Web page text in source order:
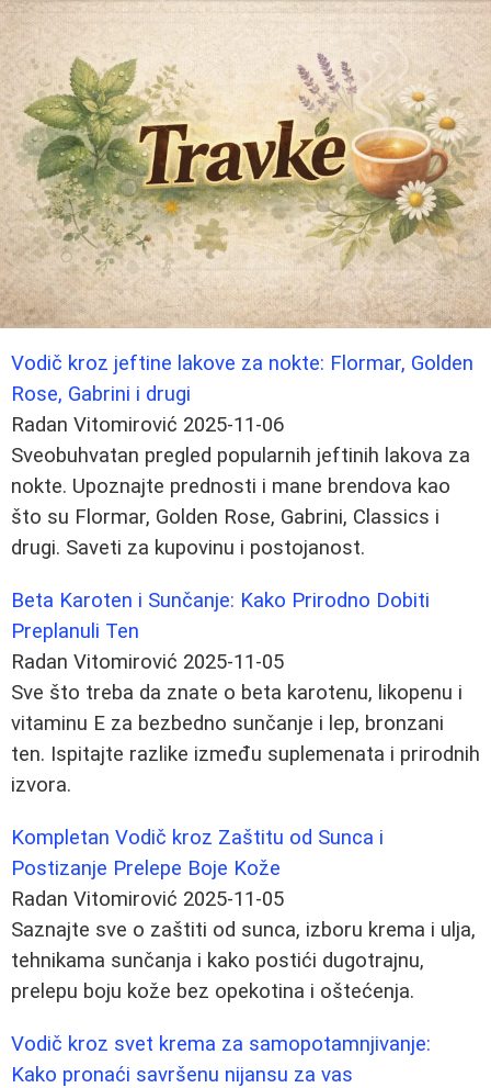
Vodič kroz jeftine lakove za nokte: Flormar, Golden
Rose, Gabrini i drugi
Radan Vitomirović 2025-11-06
Sveobuhvatan pregled popularnih jeftinih lakova za
nokte. Upoznajte prednosti i mane brendova kao
što su Flormar, Golden Rose, Gabrini, Classics i
drugi. Saveti za kupovinu i postojanost.
Beta Karoten i Sunčanje: Kako Prirodno Dobiti
Preplanuli Ten
Radan Vitomirović 2025-11-05
Sve što treba da znate o beta karotenu, likopenu i
vitaminu E za bezbedno sunčanje i lep, bronzani
ten. Ispitajte razlike između suplemenata i prirodnih
izvora.
Kompletan Vodič kroz Zaštitu od Sunca i
Postizanje Prelepe Boje Kože
Radan Vitomirović 2025-11-05
Saznajte sve o zaštiti od sunca, izboru krema i ulja,
tehnikama sunčanja i kako postići dugotrajnu,
prelepu boju kože bez opekotina i oštećenja.
Vodič kroz svet krema za samopotamnjivanje:
Kako pronaći savršenu nijansu za vas